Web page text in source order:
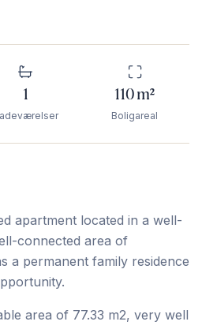
1 110m²
Boligareal
apartment located in a well-
connected area of
a permanent family residence
area of 77.33 m2, very well